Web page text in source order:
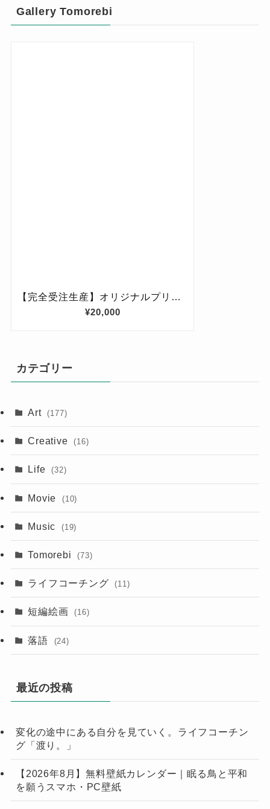
Gallery Tomorebi
カテゴリー
Art (177)
Creative (16)
Life (32)
Movie (10)
Music (19)
Tomorebi (73)
ライフコーチング (11)
短編絵画 (16)
落語 (24)
最近の投稿
変化の途中にある自分を見ていく。ライフコーチン
グ「渡り。」
【2026年8月】無料壁紙カレンダー｜眠る鳥と平和
を願うスマホ・PC壁紙